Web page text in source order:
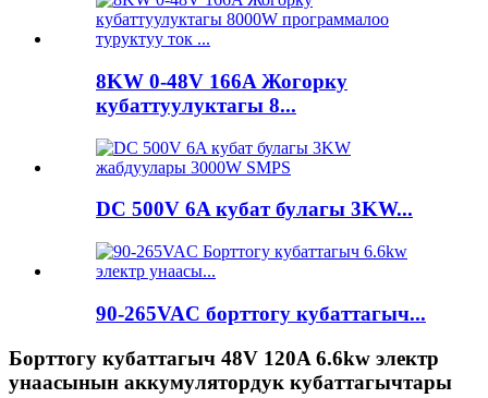
8KW 0-48V 166A Жогорку
кубаттуулуктагы 8...
DC 500V 6A кубат булагы 3KW...
90-265VAC борттогу кубаттагыч...
Борттогу кубаттагыч 48V 120A 6.6kw электр
унаасынын аккумулятордук кубаттагычтары